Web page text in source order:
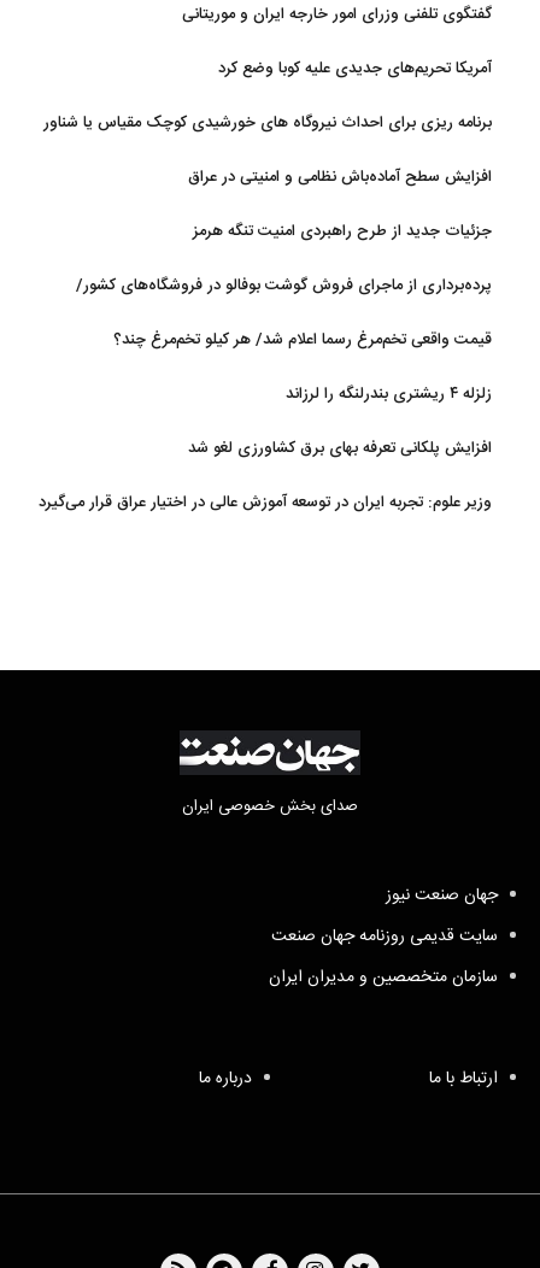
گفتگوی تلفنی وزرای امور خارجه ایران و موریتانی
آمریکا تحریم‌های جدیدی علیه کوبا وضع کرد
برنامه ریزی برای احداث نیروگاه های خورشیدی کوچک مقیاس یا شناور
روی آب در مازندران
افزایش سطح آماده‌باش نظامی و امنیتی در عراق
جزئیات جدید از طرح راهبردی امنیت تنگه هرمز
پرده‌برداری از ماجرای فروش گوشت بوفالو در فروشگاه‌های کشور/
گوشت بوفالو از کجا وارد می‌شود؟/ هر کیلو بوفالو با چه قیمتی به فروش
قیمت واقعی تخم‌مرغ رسما اعلام شد/ هر کیلو تخم‌مرغ چند؟
زلزله ۴ ریشتری بندرلنگه را لرزاند
افزایش پلکانی تعرفه بهای برق کشاورزی لغو شد
وزیر علوم: تجربه ایران در توسعه آموزش عالی در اختیار عراق قرار می‌گیرد
صدای بخش خصوصی ایران
جهان صنعت نیوز
سایت قدیمی روزنامه جهان صنعت
سازمان متخصصین و مدیران ایران
ارتباط با ما درباره ما